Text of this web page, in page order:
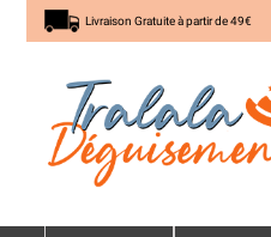
Livraison Gratuite à partir de 49€